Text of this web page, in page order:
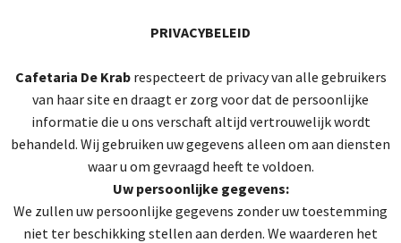
PRIVACYBELEID
Cafetaria De Krabrespecteert de privacy van alle gebruikers
van haar site en draagt er zorg voor dat de persoonlijke
informatie die u ons verschaft altijd vertrouwelijk wordt
behandeld. Wij gebruiken uw gegevens alleen om aan diensten
waar u om gevraagd heeft te voldoen.
Uw persoonlijke gegevens:
We zullen uw persoonlijke gegevens zonder uw toestemming
niet ter beschikking stellen aan derden. We waarderen het